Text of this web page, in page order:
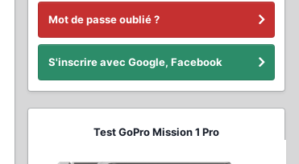
Mot de passe oublié ?
S'inscrire avec Google, Facebook
Test GoPro Mission 1 Pro